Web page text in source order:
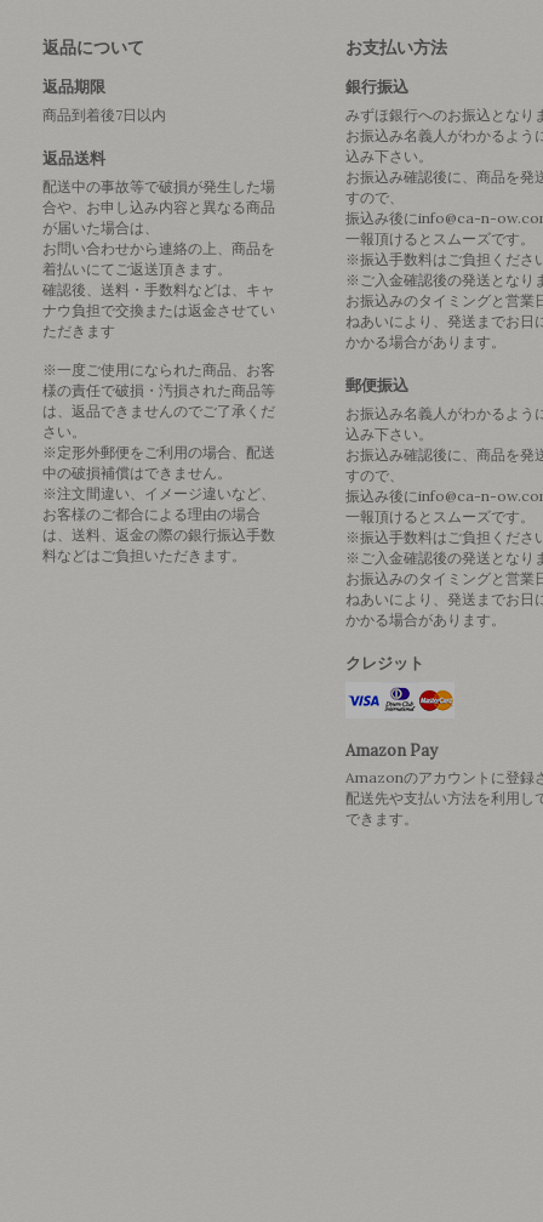
返品について
返品期限
商品到着後7日以内
返品送料
配送中の事故等で破損が発生した場
合や、お申し込み内容と異なる商品
が届いた場合は、
お問い合わせから連絡の上、商品を
着払いにてご返送頂きます。
確認後、送料・手数料などは、キャ
ナウ負担で交換または返金させてい
ただきます
※一度ご使用になられた商品、お客
様の責任で破損・汚損された商品等
は、返品できませんのでご了承くだ
さい。
※定形外郵便をご利用の場合、配送
中の破損補償はできません。
※注文間違い、イメージ違いなど、
お客様のご都合による理由の場合
は、送料、返金の際の銀行振込手数
料などはご負担いただきます。
お支払い方法
銀行振込
みずほ銀行へのお振込となり
お振込み名義人がわかるよう
込み下さい。
お振込み確認後に、商品を発
すので、
振込み後にinfo@ca-n-
一報頂けるとスムーズです。
※振込手数料はご負担くださ
※ご入金確認後の発送となり
お振込みのタイミングと営業
ねあいにより、発送までお日
かかる場合があります。
郵便振込
お振込み名義人がわかるよう
込み下さい。
お振込み確認後に、商品を発
すので、
振込み後にinfo@ca-n-
一報頂けるとスムーズです。
※振込手数料はご負担くださ
※ご入金確認後の発送となり
お振込みのタイミングと営業
ねあいにより、発送までお日
かかる場合があります。
クレジット
Amazon Pay
Amazonのアカウントに登録
配送先や支払い方法を利用し
できます。